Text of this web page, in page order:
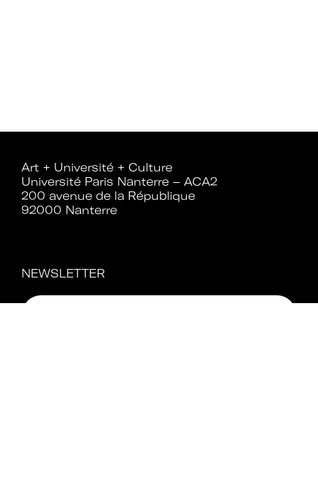
Art + Université + Culture
Université Paris Nanterre – ACA2
200 avenue de la République
92000 Nanterre
NEWSLETTER